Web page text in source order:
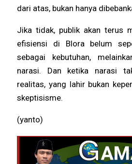
dari atas, bukan hanya
Jika tidak, publik akan terus
efisiensi di Blora belum
sebagai kebutuhan,
narasi. Dan ketika narasi
realitas, yang lahir bukan
skeptisisme.
(yanto)